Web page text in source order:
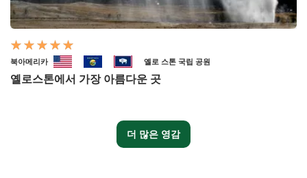
북아메리카 옐로 스톤 국립 공원
옐로스톤에서 가장 아름다운 곳
더 많은 영감